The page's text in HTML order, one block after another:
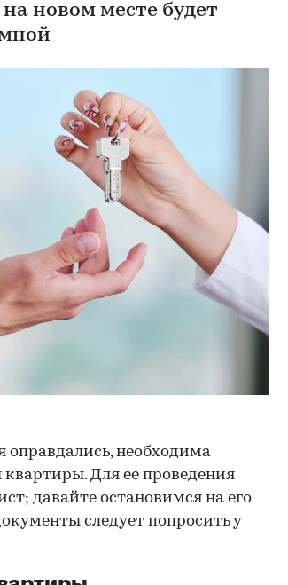
новом месте будет
оправдались, необходима
Для ее проведения
давайте остановимся на его
следует попросить у